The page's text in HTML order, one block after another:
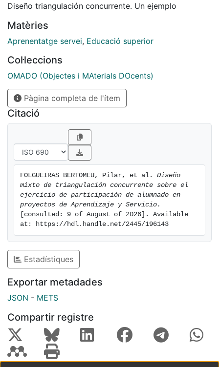
Diseño triangulación concurrente. Un ejemplo
Matèries
Aprenentatge servei, Educació superior
Col·leccions
OMADO (Objectes i MAterials DOcents)
Pàgina completa de l'ítem
Citació
FOLGUEIRAS BERTOMEU, Pilar, et al. Diseño
mixto de triangulación concurrente sobre el
ejercicio de participación de alumnado en
proyectos de Aprendizaje y Servicio.
[consulted: 9 of August of 2026]. Available
at: https://hdl.handle.net/2445/196143
Estadístiques
Exportar metadades
JSON - METS
Compartir registre